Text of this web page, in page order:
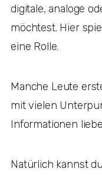
digitale, analoge
möchtest. Hier
eine Rolle.
Manche Leute
mit vielen
Informationen
Natürlich kannst